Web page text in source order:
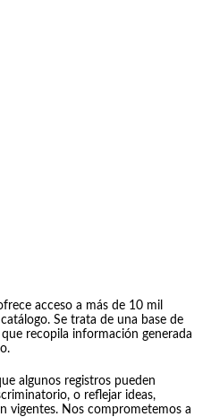
acceso a más de 10 mil
Se trata de una base de
recopila información generada
algunos registros pueden
o reflejar ideas,
vigentes. Nos comprometemos a